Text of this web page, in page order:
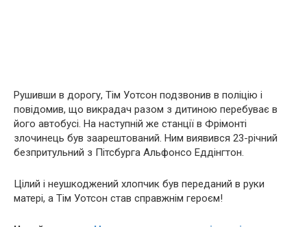
Рушивши в дорогу, Тім Уотсон подзвонив в поліцію і
повідомив, що викрадач разом з дитиною перебуває в
його автобусі. На наступній же станції в Фрімонті
злочинець був заарештований. Ним виявився 23-річний
безпритульний з Пітсбурга Альфонсо Еддінгтон.
Цілий і неушкоджений хлопчик був переданий в руки
матері, а Тім Уотсон став справжнім героєм!